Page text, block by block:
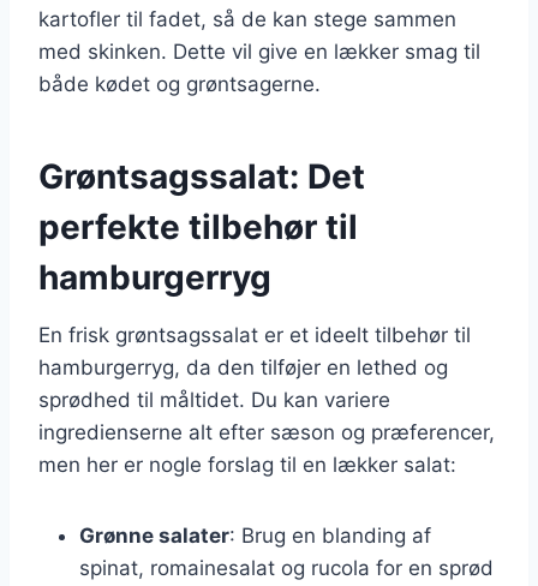
kartofler til fadet, så de kan stege sammen
med skinken. Dette vil give en lækker smag til
både kødet og grøntsagerne.
Grøntsagssalat: Det
perfekte tilbehør til
hamburgerryg
En frisk grøntsagssalat er et ideelt tilbehør til
hamburgerryg, da den tilføjer en lethed og
sprødhed til måltidet. Du kan variere
ingredienserne alt efter sæson og præferencer,
men her er nogle forslag til en lækker salat:
Grønne salater: Brug en blanding af
spinat, romainesalat og rucola for en sprød